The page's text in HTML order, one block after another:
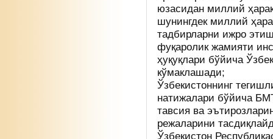
юзасидан миллий
шунингдек миллий
тадбирларни ижро
фуқаролик жамияти
ҳуқуқлари бўйича
кўмаклашади;
Ўзбекистоннинг
натижалари бўйича
тавсия ва
режаларини
Ўзбекистон